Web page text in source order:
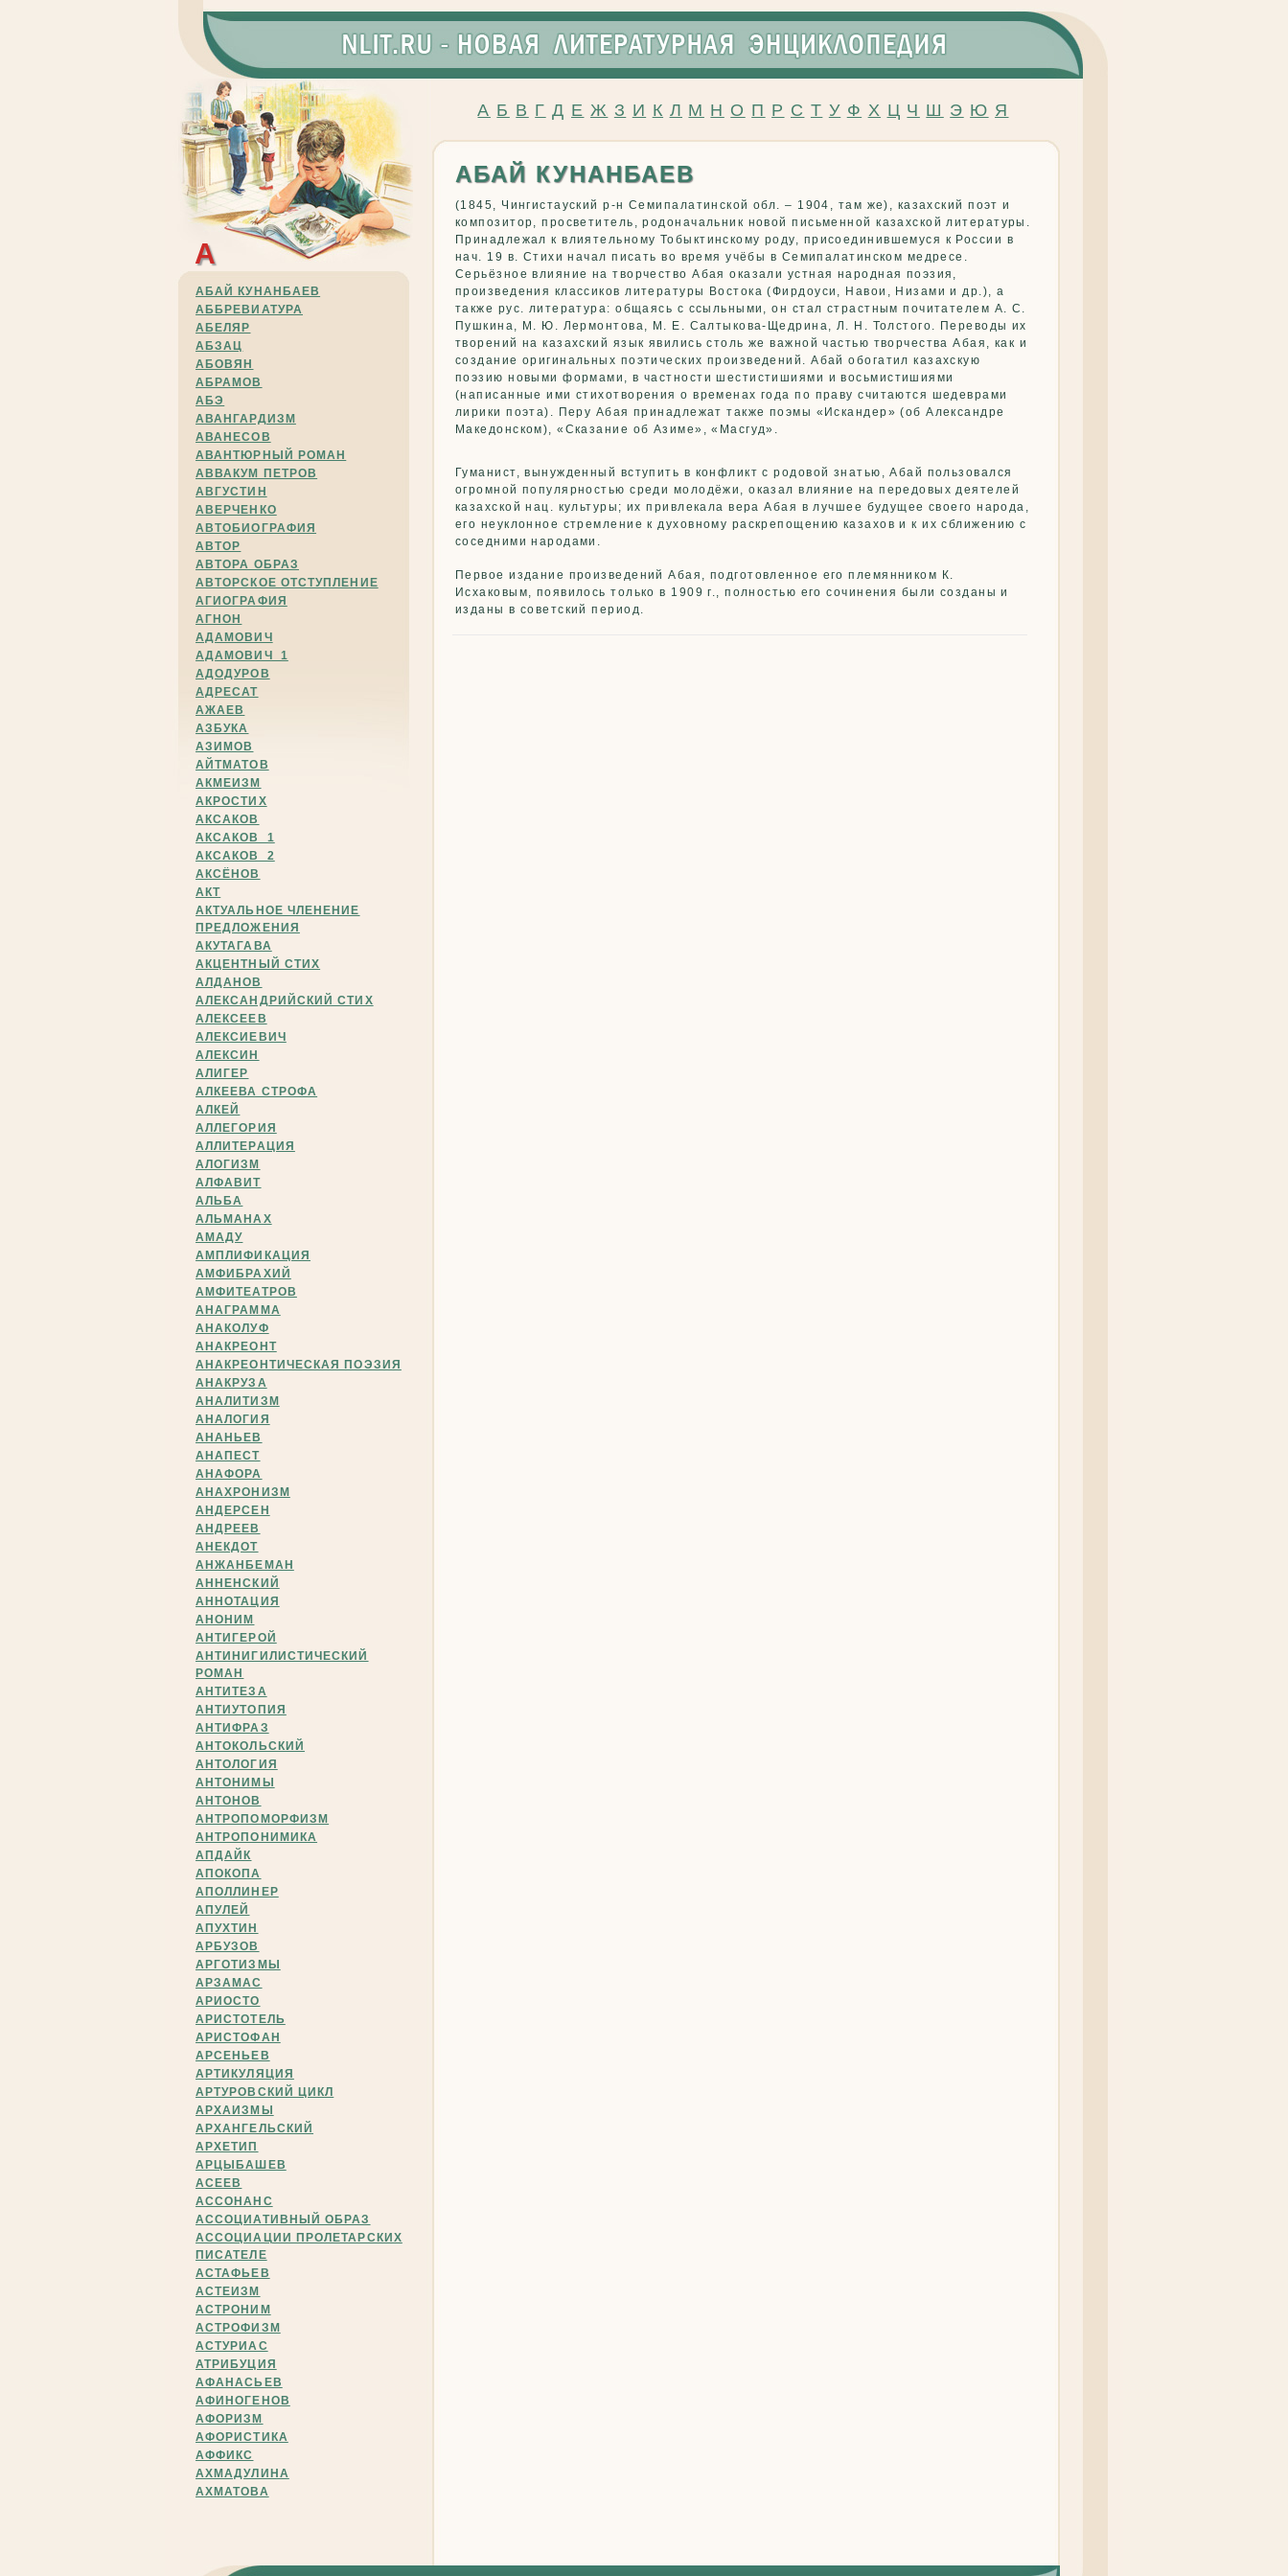
А
АБАЙ КУНАНБАЕВ
АББРЕВИАТУРА
АБЕЛЯР
АБЗАЦ
АБОВЯН
АБРАМОВ
АБЭ
АВАНГАРДИЗМ
АВАНЕСОВ
АВАНТЮРНЫЙ РОМАН
АВВАКУМ ПЕТРОВ
АВГУСТИН
АВЕРЧЕНКО
АВТОБИОГРАФИЯ
АВТОР
АВТОРА ОБРАЗ
АВТОРСКОЕ ОТСТУПЛЕНИЕ
АГИОГРАФИЯ
АГНОН
АДАМОВИЧ
АДАМОВИЧ_1
АДОДУРОВ
АДРЕСАТ
АЖАЕВ
АЗБУКА
АЗИМОВ
АЙТМАТОВ
АКМЕИЗМ
АКРОСТИХ
АКСАКОВ
АКСАКОВ_1
АКСАКОВ_2
АКСЁНОВ
АКТ
АКТУАЛЬНОЕ ЧЛЕНЕНИЕ
ПРЕДЛОЖЕНИЯ
АКУТАГАВА
АКЦЕНТНЫЙ СТИХ
АЛДАНОВ
АЛЕКСАНДРИЙСКИЙ СТИХ
АЛЕКСЕЕВ
АЛЕКСИЕВИЧ
АЛЕКСИН
АЛИГЕР
АЛКЕЕВА СТРОФА
АЛКЕЙ
АЛЛЕГОРИЯ
АЛЛИТЕРАЦИЯ
АЛОГИЗМ
АЛФАВИТ
АЛЬБА
АЛЬМАНАХ
АМАДУ
АМПЛИФИКАЦИЯ
АМФИБРАХИЙ
АМФИТЕАТРОВ
АНАГРАММА
АНАКОЛУФ
АНАКРЕОНТ
АНАКРЕОНТИЧЕСКАЯ ПОЭЗИЯ
АНАКРУЗА
АНАЛИТИЗМ
АНАЛОГИЯ
АНАНЬЕВ
АНАПЕСТ
АНАФОРА
АНАХРОНИЗМ
АНДЕРСЕН
АНДРЕЕВ
АНЕКДОТ
АНЖАНБЕМАН
АННЕНСКИЙ
АННОТАЦИЯ
АНОНИМ
АНТИГЕРОЙ
АНТИНИГИЛИСТИЧЕСКИЙ
РОМАН
АНТИТЕЗА
АНТИУТОПИЯ
АНТИФРАЗ
АНТОКОЛЬСКИЙ
АНТОЛОГИЯ
АНТОНИМЫ
АНТОНОВ
АНТРОПОМОРФИЗМ
АНТРОПОНИМИКА
АПДАЙК
АПОКОПА
АПОЛЛИНЕР
АПУЛЕЙ
АПУХТИН
АРБУЗОВ
АРГОТИЗМЫ
АРЗАМАС
АРИОСТО
АРИСТОТЕЛЬ
АРИСТОФАН
АРСЕНЬЕВ
АРТИКУЛЯЦИЯ
АРТУРОВСКИЙ ЦИКЛ
АРХАИЗМЫ
АРХАНГЕЛЬСКИЙ
АРХЕТИП
АРЦЫБАШЕВ
АСЕЕВ
АССОНАНС
АССОЦИАТИВНЫЙ ОБРАЗ
АССОЦИАЦИИ ПРОЛЕТАРСКИХ
ПИСАТЕЛЕ
АСТАФЬЕВ
АСТЕИЗМ
АСТРОНИМ
АСТРОФИЗМ
АСТУРИАС
АТРИБУЦИЯ
АФАНАСЬЕВ
АФИНОГЕНОВ
АФОРИЗМ
АФОРИСТИКА
АФФИКС
АХМАДУЛИНА
АХМАТОВА
А Б В Г Д Е Ж З И К Л М Н О П Р С Т У Ф Х Ц Ч Ш Э Ю Я
АБАЙ КУНАНБАЕВ
(1845, Чингистауский р-н Семипалатинской обл. – 1904, там же), казахский поэт и
композитор, просветитель, родоначальник новой письменной казахской литературы.
Принадлежал к влиятельному Тобыктинскому роду, присоединившемуся к России в
нач. 19 в. Стихи начал писать во время учёбы в Семипалатинском медресе.
Серьёзное влияние на творчество Абая оказали устная народная поэзия,
произведения классиков литературы Востока (Фирдоуси, Навои, Низами и др.), а
также рус. литература: общаясь с ссыльными, он стал страстным почитателем А. С.
Пушкина, М. Ю. Лермонтова, М. Е. Салтыкова-Щедрина, Л. Н. Толстого. Переводы их
творений на казахский язык явились столь же важной частью творчества Абая, как и
создание оригинальных поэтических произведений. Абай обогатил казахскую
поэзию новыми формами, в частности шестистишиями и восьмистишиями
(написанные ими стихотворения о временах года по праву считаются шедеврами
лирики поэта). Перу Абая принадлежат также поэмы «Искандер» (об Александре
Македонском), «Сказание об Азиме», «Масгуд».
Гуманист, вынужденный вступить в конфликт с родовой знатью, Абай пользовался
огромной популярностью среди молодёжи, оказал влияние на передовых деятелей
казахской нац. культуры; их привлекала вера Абая в лучшее будущее своего народа,
его неуклонное стремление к духовному раскрепощению казахов и к их сближению с
соседними народами.
Первое издание произведений Абая, подготовленное его племянником К.
Исхаковым, появилось только в 1909 г., полностью его сочинения были созданы и
изданы в советский период.